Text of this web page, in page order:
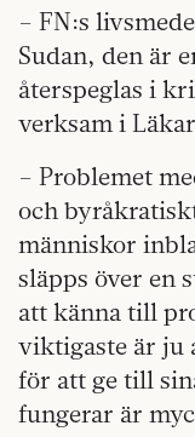
– FN:s
Sudan, den är
återspeglas i
verksam i
– Problemet
och
människor
släpps över en
att känna till
viktigaste är ju
för att ge till
fungerar är